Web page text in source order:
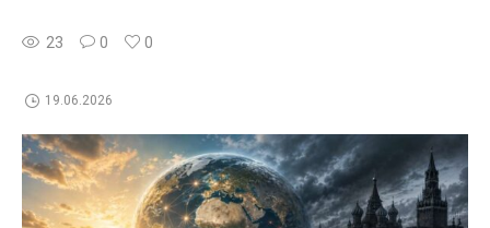
23 0 0
19.06.2026